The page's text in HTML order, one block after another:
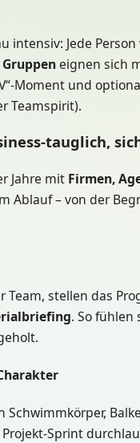
intensiv: Jede
eignen sich
Moment und
Teamspirit).
tauglich,
Jahre mit Firmen,
Ablauf – von der
stellen das
. So fühlen
Schwimmkörper,
Sprint